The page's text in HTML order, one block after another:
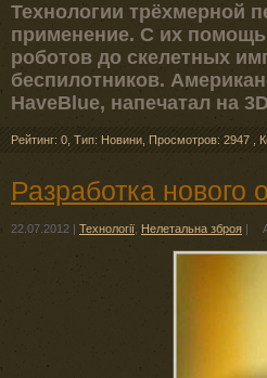
Технологии трёхмерной
применение. С их
роботов до скелетных
беспилотников.
HaveBlue, напечатал на
Рейтинг: 0 Тип: Новини Просмотров: 2947
Разработка
22.07.2012 Технології ,Нелетальна зброя